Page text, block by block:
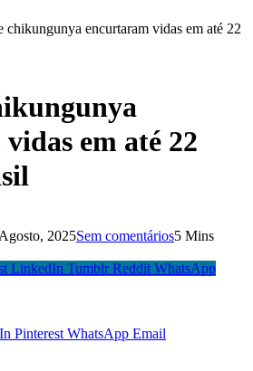
chikungunya encurtaram vidas em até 22
em até 22
2025Sem comentários5 Mins
LinkedIn Tumblr Reddit WhatsApp
Pinterest WhatsApp Email